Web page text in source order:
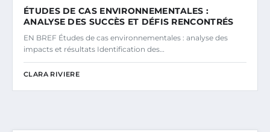
ÉTUDES DE CAS ENVIRONNEMENTALES :
ANALYSE DES SUCCÈS ET DÉFIS RENCONTRÉS
EN BREF Études de cas environnementales : analyse des
impacts et résultats Identification des…
CLARA RIVIERE